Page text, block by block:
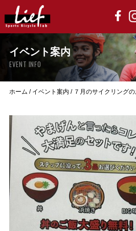
イベント案内
EVENT INFO
ホーム / イベント案内 / ７月のサイクリング